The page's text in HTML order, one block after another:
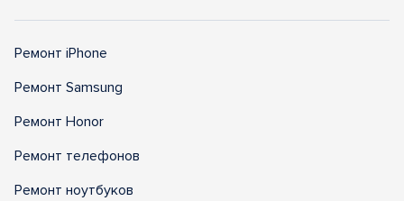
Ремонт iPhone
Ремонт Samsung
Ремонт Honor
Ремонт телефонов
Ремонт ноутбуков